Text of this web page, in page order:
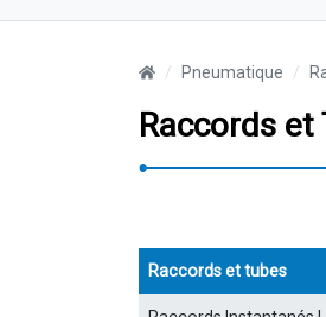
Pneumatique
Raccords
Raccords et tubes